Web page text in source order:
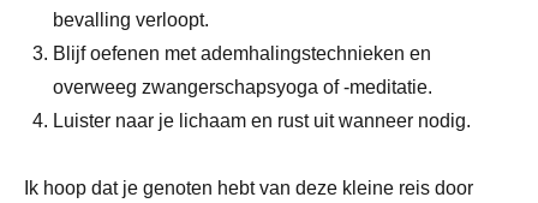
bevalling verloopt.
Blijf oefenen met ademhalingstechnieken en
overweeg zwangerschapsyoga of -meditatie.
Luister naar je lichaam en rust uit wanneer nodig.
Ik hoop dat je genoten hebt van deze kleine reis door